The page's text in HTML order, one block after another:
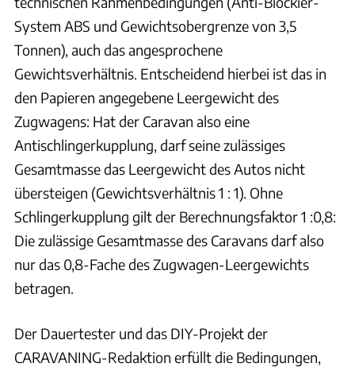
System ABS und Gewichtsobergrenze von 3,5
Tonnen), auch das angesprochene
Gewichtsverhältnis. Entscheidend hierbei ist das in
den Papieren angegebene Leergewicht des
Zugwagens: Hat der Caravan also eine
Antischlingerkupplung, darf seine zulässiges
Gesamtmasse das Leergewicht des Autos nicht
übersteigen (Gewichtsverhältnis 1 : 1). Ohne
Schlingerkupplung gilt der Berechnungsfaktor 1 :0,8:
Die zulässige Gesamtmasse des Caravans darf also
nur das 0,8-Fache des Zugwagen-Leergewichts
betragen.
Der Dauertester und das DIY-Projekt der
CARAVANING-Redaktion erfüllt die Bedingungen,